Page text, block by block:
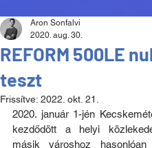
REFORM 500LE
teszt
Aron Sonfalvi
2020. aug. 30.
Frissítve: 2022. okt. 21.
2020. január 1-jén
kezdődött a helyi
másik városhoz